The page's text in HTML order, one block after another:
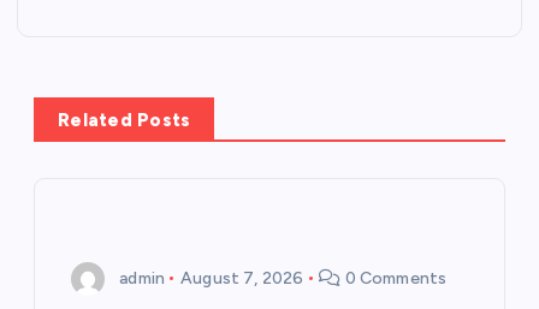
Related Posts
admin August 7, 2026 0 Comments